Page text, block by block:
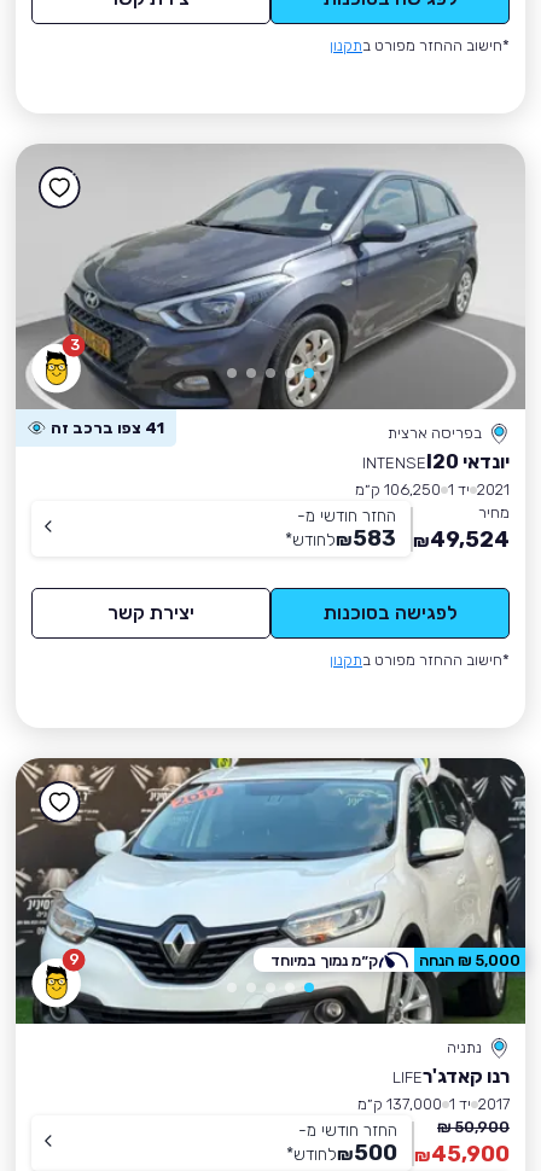
*חישוב ההחזר מפורט בתקנון
3
בפריסה ארצית 41 צפו ברכב זה
יונדאי I20
INTENSE
2021 יד 1
106,250 ק״מ
מחיר
49,524
₪
החזר חודשי מ-
583
₪לחודש*
לפגישה בסוכנות יצירת קשר
*חישוב ההחזר מפורט בתקנון
9
נתניה
רנו קאדג'רLIFE
2017 יד 1
137,000 ק״מ
50,900 ₪
45,900
₪
החזר חודשי מ-
500
₪לחודש*
5,000 ₪ הנחה ק״מ נמוך במיוחד